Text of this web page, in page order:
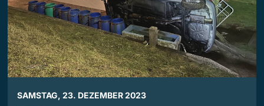
SAMSTAG, 23. DEZEMBER 2023